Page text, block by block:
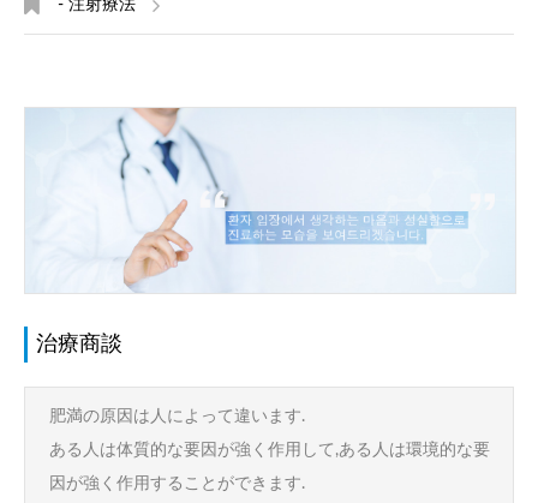
- 注射療法
治療商談
肥満の原因は人によって違います.
ある人は体質的な要因が強く作用して,ある人は環境的な要
因が強く作用することができます.